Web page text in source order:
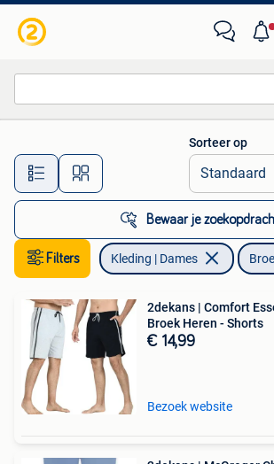
Alle afstanden…
Sorteer op
Bewaar je
Filters Kleding | Dames
2dekans | Comfort
Broek Heren - Shorts
€ 14,99
Bezoek website